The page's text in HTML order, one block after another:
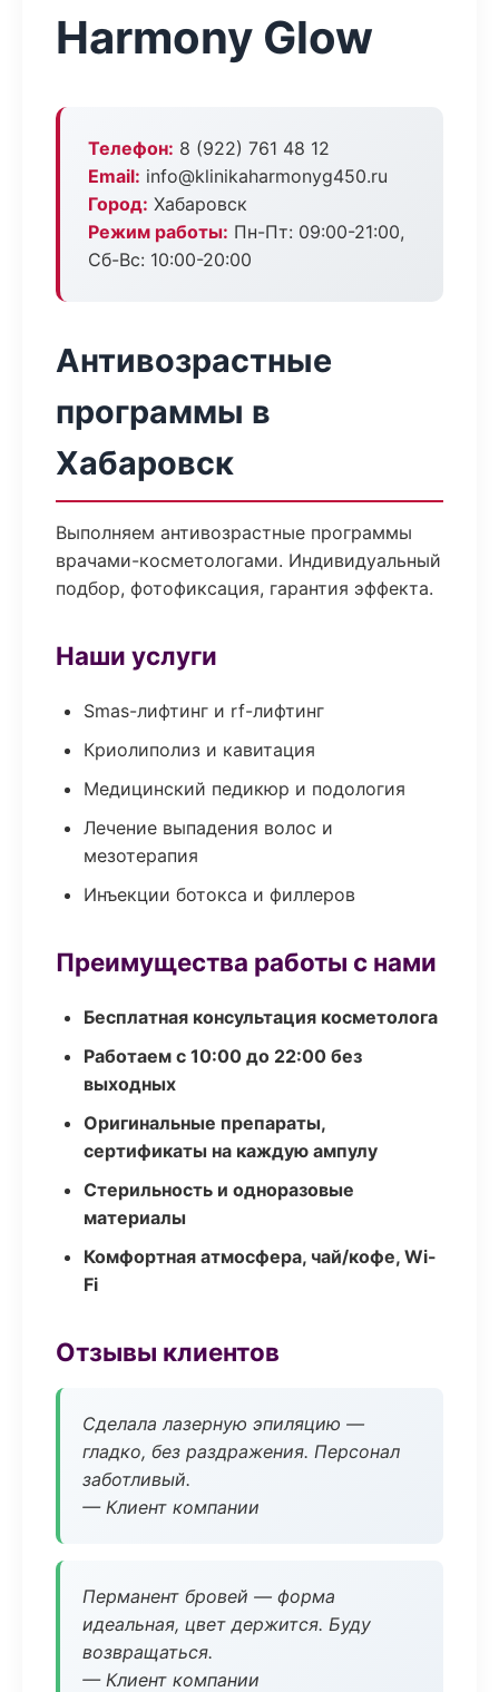
Harmony Glow
Телефон: 8 (922) 761 48 12
Email: info@klinikaharmonyg450.ru
Город: Хабаровск
Режим работы: Пн-Пт: 09:00-21:00,
Сб-Вс: 10:00-20:00
Антивозрастные
программы в
Хабаровск
Выполняем антивозрастные программы
врачами-косметологами. Индивидуальный
подбор, фотофиксация, гарантия эффекта.
Наши услуги
Smas-лифтинг и rf-лифтинг
Криолиполиз и кавитация
Медицинский педикюр и подология
Лечение выпадения волос и
мезотерапия
Инъекции ботокса и филлеров
Преимущества работы с нами
Бесплатная консультация косметолога
Работаем с 10:00 до 22:00 без
выходных
Оригинальные препараты,
сертификаты на каждую ампулу
Стерильность и одноразовые
материалы
Комфортная атмосфера, чай/кофе, Wi-
Fi
Отзывы клиентов
Сделала лазерную эпиляцию —
гладко, без раздражения. Персонал
заботливый.
— Клиент компании
Перманент бровей — форма
идеальная, цвет держится. Буду
возвращаться.
— Клиент компании